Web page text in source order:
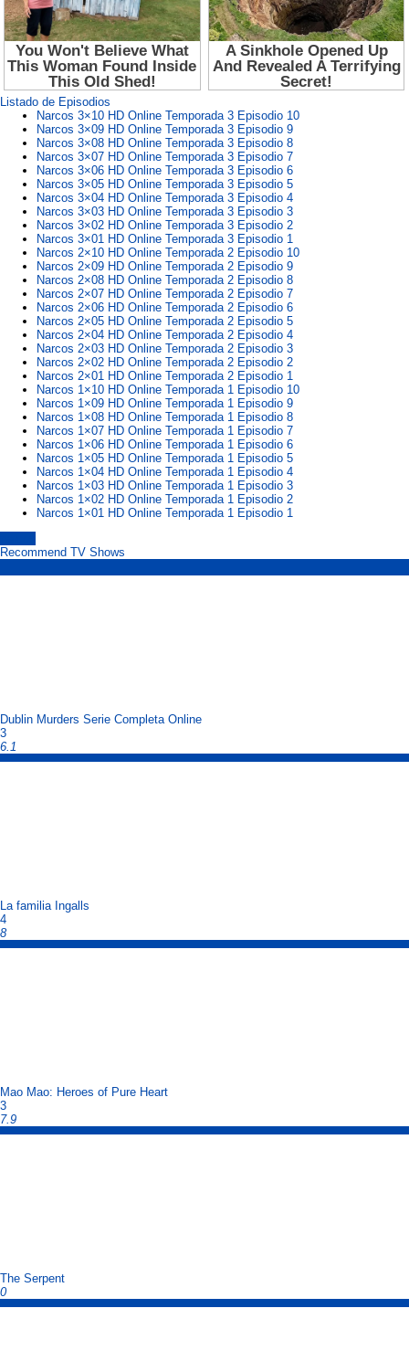
Listado de Episodios
Narcos 3×10 HD Online Temporada 3 Episodio 10
Narcos 3×09 HD Online Temporada 3 Episodio 9
Narcos 3×08 HD Online Temporada 3 Episodio 8
Narcos 3×07 HD Online Temporada 3 Episodio 7
Narcos 3×06 HD Online Temporada 3 Episodio 6
Narcos 3×05 HD Online Temporada 3 Episodio 5
Narcos 3×04 HD Online Temporada 3 Episodio 4
Narcos 3×03 HD Online Temporada 3 Episodio 3
Narcos 3×02 HD Online Temporada 3 Episodio 2
Narcos 3×01 HD Online Temporada 3 Episodio 1
Narcos 2×10 HD Online Temporada 2 Episodio 10
Narcos 2×09 HD Online Temporada 2 Episodio 9
Narcos 2×08 HD Online Temporada 2 Episodio 8
Narcos 2×07 HD Online Temporada 2 Episodio 7
Narcos 2×06 HD Online Temporada 2 Episodio 6
Narcos 2×05 HD Online Temporada 2 Episodio 5
Narcos 2×04 HD Online Temporada 2 Episodio 4
Narcos 2×03 HD Online Temporada 2 Episodio 3
Narcos 2×02 HD Online Temporada 2 Episodio 2
Narcos 2×01 HD Online Temporada 2 Episodio 1
Narcos 1×10 HD Online Temporada 1 Episodio 10
Narcos 1×09 HD Online Temporada 1 Episodio 9
Narcos 1×08 HD Online Temporada 1 Episodio 8
Narcos 1×07 HD Online Temporada 1 Episodio 7
Narcos 1×06 HD Online Temporada 1 Episodio 6
Narcos 1×05 HD Online Temporada 1 Episodio 5
Narcos 1×04 HD Online Temporada 1 Episodio 4
Narcos 1×03 HD Online Temporada 1 Episodio 3
Narcos 1×02 HD Online Temporada 1 Episodio 2
Narcos 1×01 HD Online Temporada 1 Episodio 1
Recommend TV Shows
Dublin Murders Serie Completa Online
3
6.1
La familia Ingalls
4
8
Mao Mao: Heroes of Pure Heart
3
7.9
The Serpent
0